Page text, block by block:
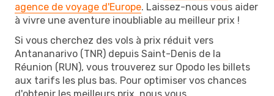
agence de voyage d'Europe. Laissez-nous vous aider
à vivre une aventure inoubliable au meilleur prix !
Si vous cherchez des vols à prix réduit vers
Antananarivo (TNR) depuis Saint-Denis de la
Réunion (RUN), vous trouverez sur Opodo les billets
aux tarifs les plus bas. Pour optimiser vos chances